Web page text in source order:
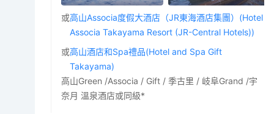
或高山Associa度假大酒店（JR東海酒店集團）(Hotel
Associa Takayama Resort (JR-Central Hotels))
或高山酒店和Spa禮品(Hotel and Spa Gift
Takayama)
高山Green /Associa / Gift / 季古里 / 岐阜Grand /宇
奈月 溫泉酒店或同級*